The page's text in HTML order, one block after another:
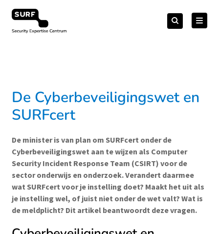
naar
Security Expertise Centrum – by SURF
Zoeken
naar:Zoeken
De Cyberbeveiligingswet en
SURFcert
De minister is van plan om SURFcert onder de
Cyberbeveiligingswet aan te wijzen als Computer
Security Incident Response Team (CSIRT) voor de
sector onderwijs en onderzoek. Verandert daarmee
wat SURFcert voor je instelling doet? Maakt het uit als
je instelling wel, of juist niet onder de wet valt? Wat is
de meldplicht? Dit artikel beantwoordt deze vragen.